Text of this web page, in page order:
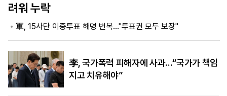
려워 누락
軍, 15사단 이중투표 해명 번복…"투표권 모두 보장"
李, 국가폭력 피해자에 사과…“국가가 책임
지고 치유해야”